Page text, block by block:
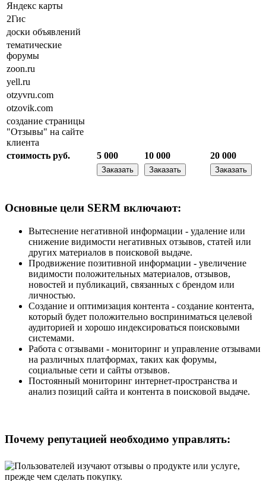
Яндекс карты
2Гис
доски объявлений
тематические
форумы
zoon.ru
yell.ru
otzyvru.com
otzovik.com
создание страницы
"Отзывы" на сайте
клиента
стоимость руб.
5 000 10 000 20 000
Заказать Заказать Заказать
Основные цели SERM включают:
Вытеснение негативной информации - удаление или
снижение видимости негативных отзывов, статей или
других материалов в поисковой выдаче.
Продвижение позитивной информации - увеличение
видимости положительных материалов, отзывов,
новостей и публикаций, связанных с брендом или
личностью.
Создание и оптимизация контента - создание контента,
который будет положительно восприниматься целевой
аудиторией и хорошо индексироваться поисковыми
системами.
Работа с отзывами - мониторинг и управление отзывами
на различных платформах, таких как форумы,
социальные сети и сайты отзывов.
Постоянный мониторинг интернет-пространства и
анализ позиций сайта и контента в поисковой выдаче.
Почему репутацией необходимо управлять: